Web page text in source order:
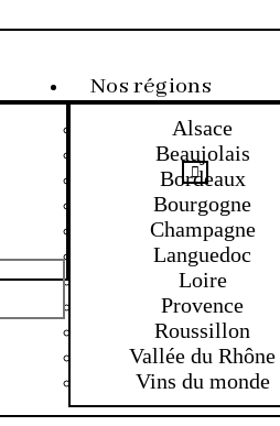
Nos régions
Alsace
Beaujolais
Bordeaux
Bourgogne
Champagne
Languedoc
Loire
Provence
Roussillon
Vallée du Rhône
Vins du monde